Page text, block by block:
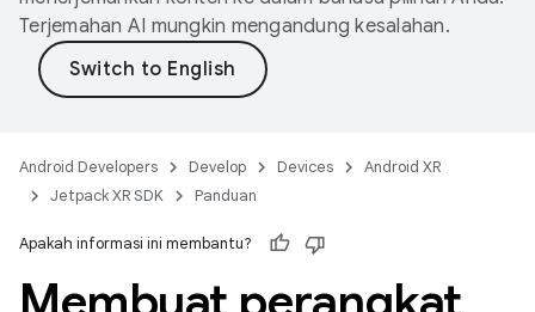
Terjemahan AI mungkin mengandung kesalahan.
Android Developers Develop Devices
Android XR
Jetpack XR SDK
Panduan
Apakah informasi ini membantu?